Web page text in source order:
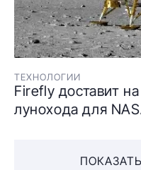
ТЕХНОЛОГИИ
Firefly доставит
лунохода для